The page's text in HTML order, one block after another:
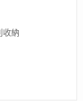
收納